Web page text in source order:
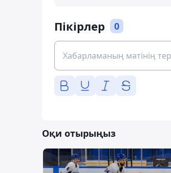
Пікірлер 0
Оқи отырыңыз